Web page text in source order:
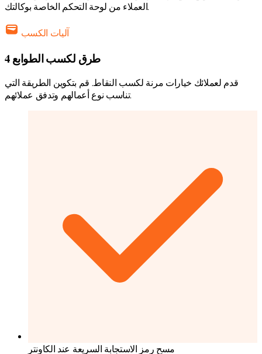
العملاء من لوحة التحكم الخاصة بوكالتك.
wallet آليات الكسب
4 طرق لكسب الطوابع
قدم لعملائك خيارات مرنة لكسب النقاط. قم بتكوين الطريقة التي
تناسب نوع أعمالهم وتدفق عملائهم.
مسح رمز الاستجابة السريعة عند الكاونتر